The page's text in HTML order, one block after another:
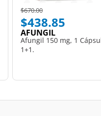
Price reduced from
$670.00to
$438.85
AFUNGIL
Afungil 150 mg, 1
1+1.